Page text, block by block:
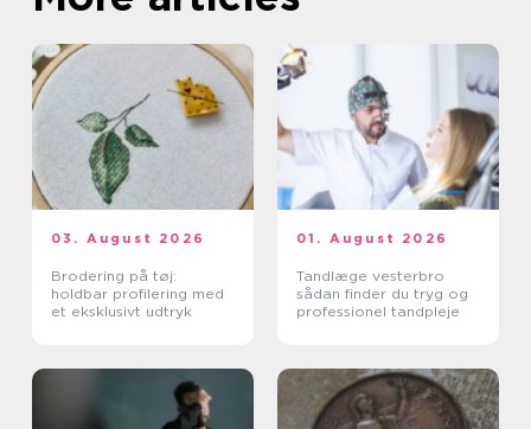
03. August 2026
Brodering på tøj:
holdbar profilering med
et eksklusivt udtryk
01. August 2026
Tandlæge vesterbro
sådan finder du tryg og
professionel tandpleje